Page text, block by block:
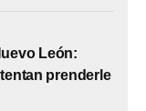
León:
prenderle